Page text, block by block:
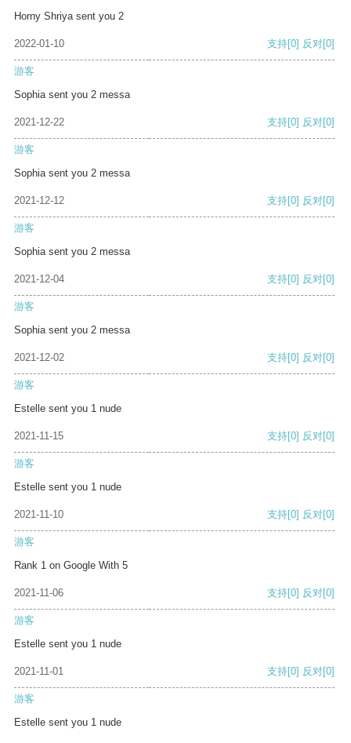
Horny Shriya sent you 2
2022-01-10 支持[0] 反对[0]
游客
Sophia sent you 2 messa
2021-12-22 支持[0] 反对[0]
游客
Sophia sent you 2 messa
2021-12-12 支持[0] 反对[0]
游客
Sophia sent you 2 messa
2021-12-04 支持[0] 反对[0]
游客
Sophia sent you 2 messa
2021-12-02 支持[0] 反对[0]
游客
Estelle sent you 1 nude
2021-11-15 支持[0] 反对[0]
游客
Estelle sent you 1 nude
2021-11-10 支持[0] 反对[0]
游客
Rank 1 on Google With 5
2021-11-06 支持[0] 反对[0]
游客
Estelle sent you 1 nude
2021-11-01 支持[0] 反对[0]
游客
Estelle sent you 1 nude